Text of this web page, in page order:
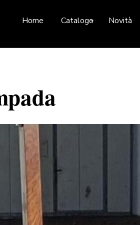
Home Catalogo Novità